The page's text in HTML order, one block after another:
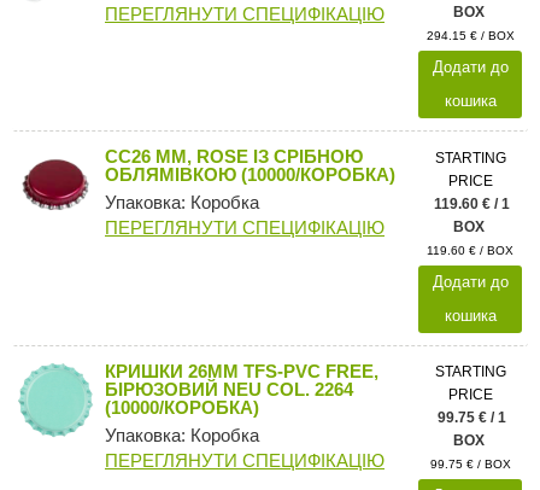
ПЕРЕГЛЯНУТИ СПЕЦИФІКАЦІЮ
BOX
294.15 € / BOX
Додати до
кошика
CC26 MM, ROSE ІЗ СРІБНОЮ
ОБЛЯМІВКОЮ (10000/КОРОБКА)
Упаковка: Коробка
ПЕРЕГЛЯНУТИ СПЕЦИФІКАЦІЮ
STARTING
PRICE
119.60 € / 1
BOX
119.60 € / BOX
Додати до
кошика
КРИШКИ 26MM TFS-PVC FREE,
БІРЮЗОВИЙ NEU COL. 2264
(10000/КОРОБКА)
Упаковка: Коробка
ПЕРЕГЛЯНУТИ СПЕЦИФІКАЦІЮ
STARTING
PRICE
99.75 € / 1
BOX
99.75 € / BOX